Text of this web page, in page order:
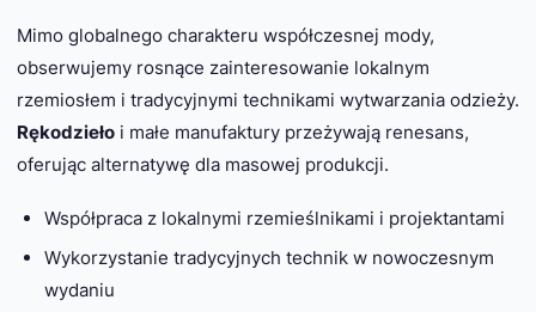
Mimo globalnego charakteru współczesnej mody,
obserwujemy rosnące zainteresowanie lokalnym
rzemiosłem i tradycyjnymi technikami wytwarzania odzieży.
Rękodzieło i małe manufaktury przeżywają renesans,
oferując alternatywę dla masowej produkcji.
Współpraca z lokalnymi rzemieślnikami i projektantami
Wykorzystanie tradycyjnych technik w nowoczesnym
wydaniu